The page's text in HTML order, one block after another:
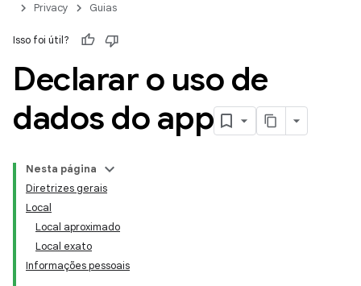
Privacy
Guias
Isso foi útil?
Declarar o uso de
dados do app
Nesta página
Diretrizes gerais
Local
Local aproximado
Local exato
Informações pessoais